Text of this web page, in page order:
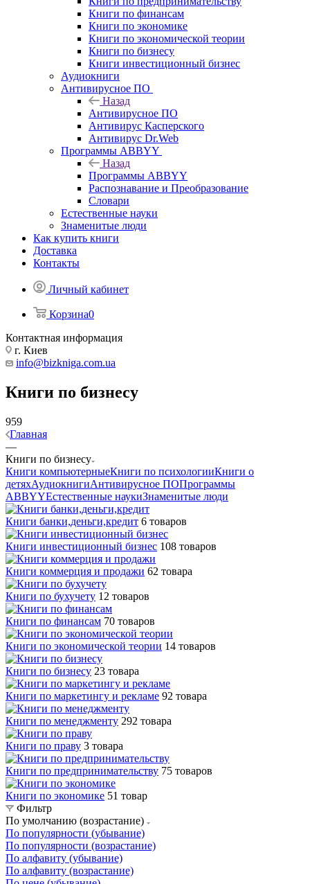
Книги по финансам
Книги по экономике
Книги по экономической теории
Книги по бизнесу
Книги инвестиционный бизнес
Аудиокниги
Антивирусное ПО
Назад
Антивирусное ПО
Антивирус Касперского
Антивирус Dr.Web
Программы ABBYY
Назад
Программы ABBYY
Распознавание и Преобразование
Словари
Естественные науки
Знаменитые люди
Как купить книги
Доставка
Контакты
Личный кабинет
Корзина0
Контактная информация
г. Киев
info@bizkniga.com.ua
Книги по бизнесу
959
Главная
—
Книги по бизнесу
Книги компьютерныеКниги по психологииКниги о
детяхАудиокнигиАнтивирусное ПОПрограммы
ABBYYЕстественные наукиЗнаменитые люди
Книги банки,деньги,кредит 6 товаров
Книги инвестиционный бизнес 108 товаров
Книги коммерция и продажи 62 товара
Книги по бухучету 12 товаров
Книги по финансам 70 товаров
Книги по экономической теории 14 товаров
Книги по бизнесу 23 товара
Книги по маркетингу и рекламе 92 товара
Книги по менеджменту 292 товара
Книги по праву 3 товара
Книги по предпринимательству 75 товаров
Книги по экономике 51 товар
Фильтр
По умолчанию (возрастание)
По популярности (убывание)
По популярности (возрастание)
По алфавиту (убывание)
По алфавиту (возрастание)